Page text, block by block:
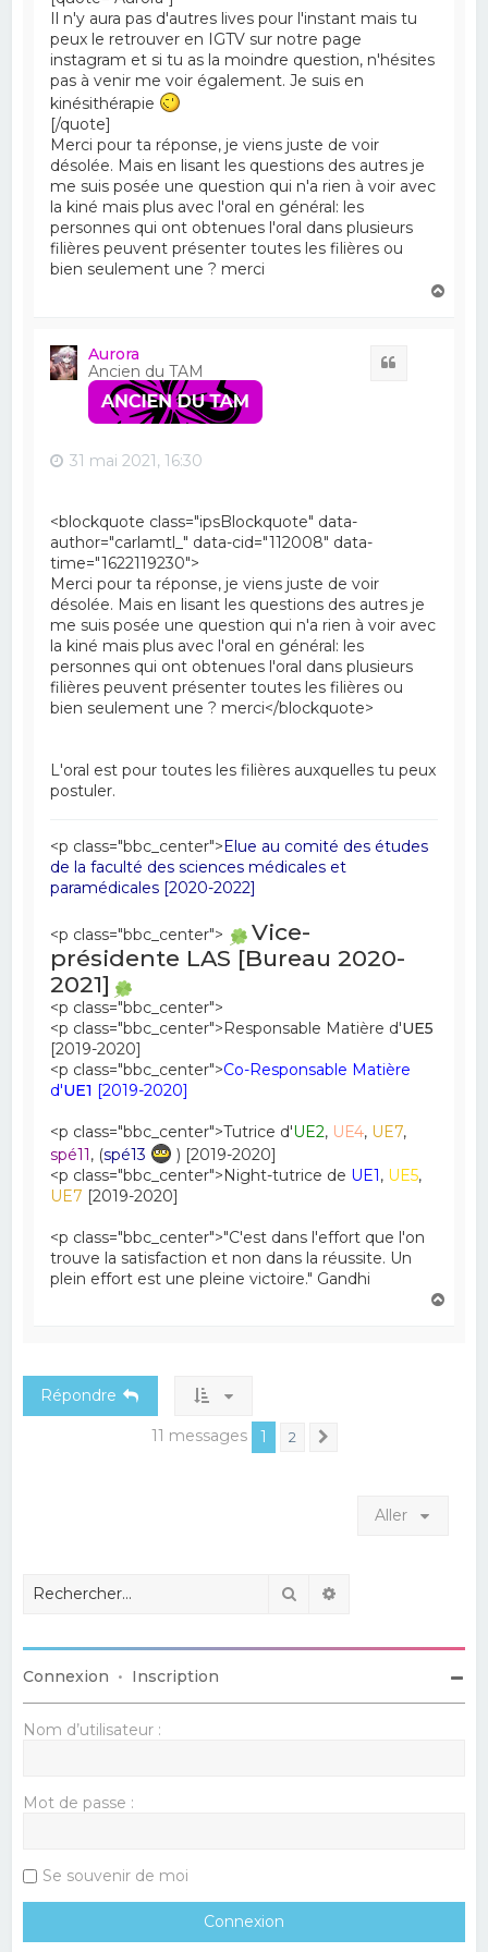
Il n'y aura pas d'autres lives pour l'instant mais tu
peux le retrouver en IGTV sur notre page
instagram et si tu as la moindre question, n'hésites
pas à venir me voir également. Je suis en
kinésithérapie
[/quote]
Merci pour ta réponse, je viens juste de voir
désolée. Mais en lisant les questions des autres je
me suis posée une question qui n'a rien à voir avec
la kiné mais plus avec l'oral en général: les
personnes qui ont obtenues l'oral dans plusieurs
filières peuvent présenter toutes les filières ou
bien seulement une ? merci
Aurora
Ancien du TAM
31 mai 2021, 16:30
<blockquote class="ipsBlockquote" data-
author="carlamtl_" data-cid="112008" data-
time="1622119230">
Merci pour ta réponse, je viens juste de voir
désolée. Mais en lisant les questions des autres je
me suis posée une question qui n'a rien à voir avec
la kiné mais plus avec l'oral en général: les
personnes qui ont obtenues l'oral dans plusieurs
filières peuvent présenter toutes les filières ou
bien seulement une ? merci</blockquote>
L'oral est pour toutes les filières auxquelles tu peux
postuler.
<p class="bbc_center">Elue au comité des études
de la faculté des sciences médicales et
paramédicales [2020-2022]
<p class="bbc_center">
Vice-
présidente LAS [Bureau 2020-
2021]
<p class="bbc_center">
<p class="bbc_center">Responsable Matière d'UE5
[2019-2020]
<p class="bbc_center">Co-Responsable Matière
d'UE1 [2019-2020]
<p class="bbc_center">Tutrice d'UE2, UE4, UE7,
spé11, (spé13
) [2019-2020]
<p class="bbc_center">Night-tutrice de UE1, UE5,
UE7 [2019-2020]
<p class="bbc_center">"C'est dans l'effort que l'on
trouve la satisfaction et non dans la réussite. Un
plein effort est une pleine victoire." Gandhi
Répondre
11 messages 1 2
Aller
Rechercher
Connexion • Inscription
Nom d’utilisateur :
Mot de passe :
Se souvenir de moi